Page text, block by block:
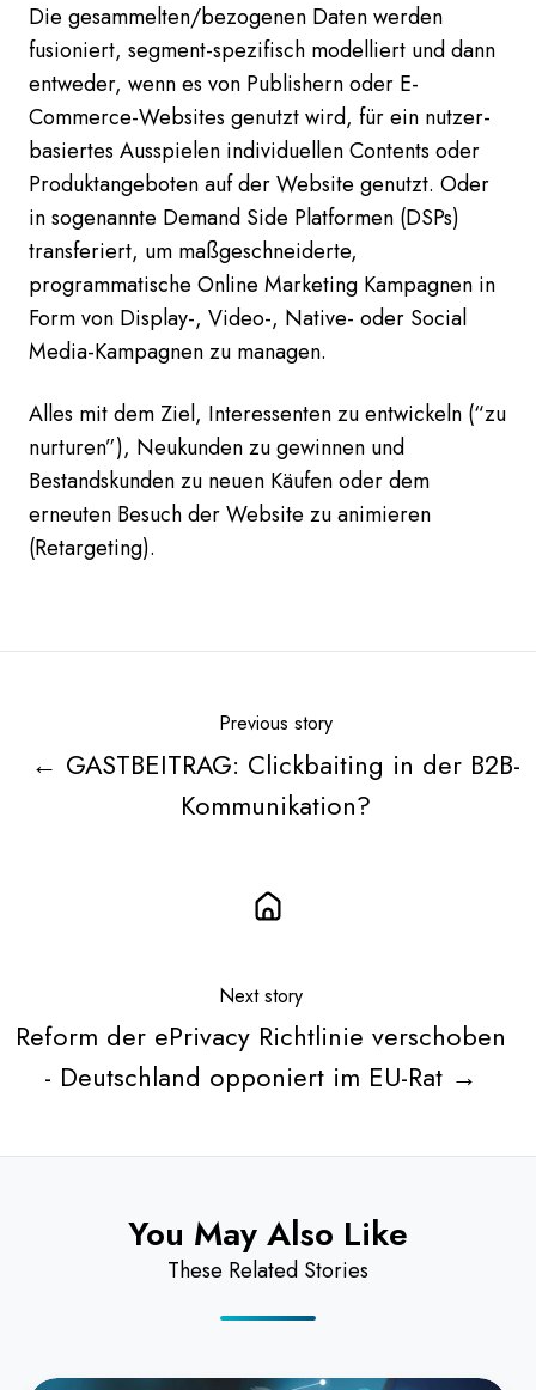
Die gesammelten/bezogenen Daten werden
fusioniert, segment-spezifisch modelliert und dann
entweder, wenn es von Publishern oder E-
Commerce-Websites genutzt wird, für ein nutzer-
basiertes Ausspielen individuellen Contents oder
Produktangeboten auf der Website genutzt. Oder
in sogenannte Demand Side Platformen (DSPs)
transferiert, um maßgeschneiderte,
programmatische Online Marketing Kampagnen in
Form von Display-, Video-, Native- oder Social
Media-Kampagnen zu managen.
Alles mit dem Ziel, Interessenten zu entwickeln (“zu
nurturen”), Neukunden zu gewinnen und
Bestandskunden zu neuen Käufen oder dem
erneuten Besuch der Website zu animieren
(Retargeting).
Previous story
← GASTBEITRAG: Clickbaiting in der B2B-
Kommunikation?
Next story
Reform der ePrivacy Richtlinie verschoben
- Deutschland opponiert im EU-Rat →
You May Also Like
These Related Stories